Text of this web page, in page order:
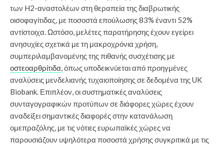
των H2-αναστολέων στη θεραπεία της διαβρωτικής
οισοφαγίτιδας, με ποσοστά επούλωσης 83% έναντι 52%
αντίστοιχα. Ωστόσο, μελέτες παρατήρησης έχουν εγείρει
ανησυχίες σχετικά με τη μακροχρόνια χρήση,
συμπεριλαμβανομένης της πιθανής συσχέτισης με
οστεοαρθρίτιδα, όπως υποδεικνύεται από προηγμένες
αναλύσεις μενδελιανής τυχαιοποίησης σε δεδομένα της UK
Biobank. Επιπλέον, οι συστηματικές αναλύσεις
συνταγογραφικών προτύπων σε διάφορες χώρες έχουν
αναδείξει σημαντικές διαφορές στην κατανάλωση
ομεπραζόλης, με τις νότιες ευρωπαϊκές χώρες να
παρουσιάζουν υψηλότερα ποσοστά χρήσης συγκριτικά με τις